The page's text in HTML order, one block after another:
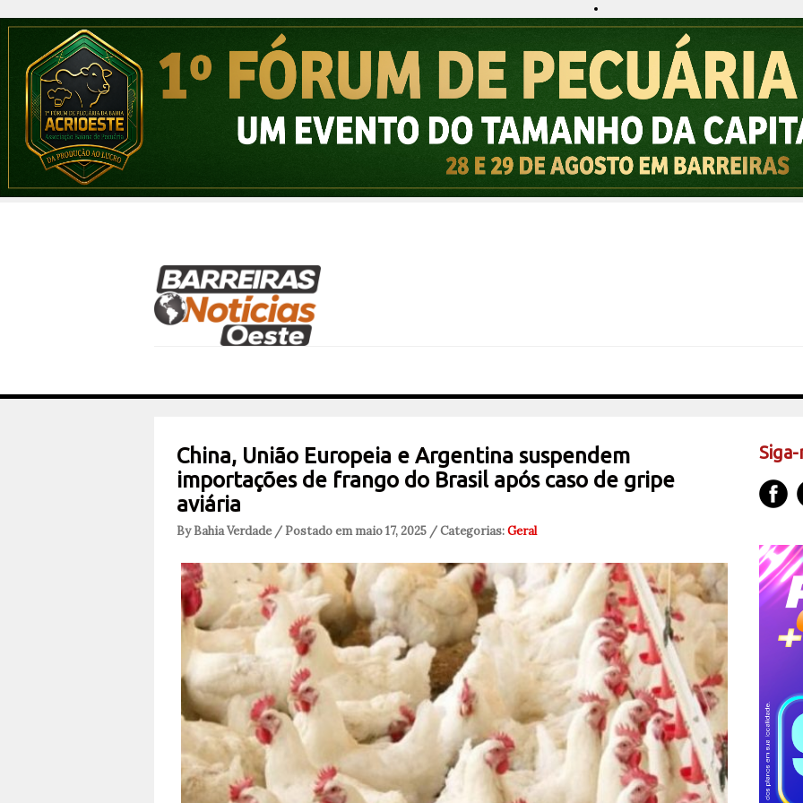
China, União Europeia e Argentina suspendem
importações de frango do Brasil após caso de gripe
aviária
By Bahia Verdade / Postado em maio 17, 2025 / Categorias:Geral